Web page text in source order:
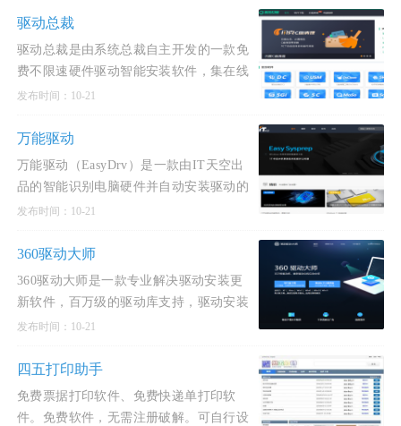
载的安全性和可靠性。此外，Hel
驱动总裁
驱动总裁是由系统总裁自主开发的一款免
费不限速硬件驱动智能安装软件，集在线
和离线双模式的综合驱动工具，在线拥有
包，即是系统封装人士的专
发布时间：10-21
万能驱动
万能驱动（EasyDrv）是一款由IT天空出
品的智能识别电脑硬件并自动安装驱动的
工具。它支持市面上绝大多数主流硬件，
景。万能驱动7版本自2017年
发布时间：10-21
360驱动大师
360驱动大师是一款专业解决驱动安装更
新软件，百万级的驱动库支持，驱动安装
一键化，无需手动操作，首创的驱动体检
大的云安全中心让保证您所下载
发布时间：10-21
四五打印助手
免费票据打印软件、免费快递单打印软
件。免费软件，无需注册破解。可自行设